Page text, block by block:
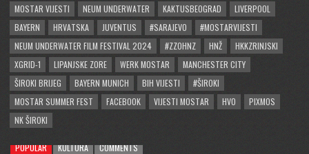
MOSTAR VIJESTI
NEUM UNDERWATER KAKTUSBEOGRAD
LIVERPOOL
BAYERN
HRVATSKA JUVENTUS #SARAJEVO
#MOSTARVIJESTI
NEUM UNDERWATER FILM FESTIVAL 2024
#ZZOHNZ HNŽ
HKKZRINJSKI
XGRID-1
LIPANJSKE ZORE WERK MOSTAR
MANCHESTER CITY
ŠIROKI BRIJEG
BAYERN MUNICH BIH VIJESTI
#ŠIROKI
MOSTAR SUMMER FEST
FACEBOOK VIJESTI MOSTAR HVO
PIXMOS
NK ŠIROKI
POPULAR KULTURA COMMENTS